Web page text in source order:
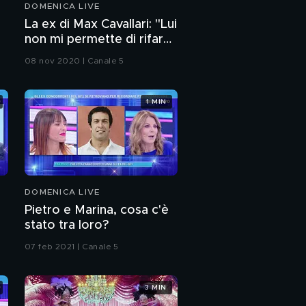
esiste mamme brave e
mamme cattive"
Corona
PROSSIMO VIDEO
Ieri l'addio a Milva
Cos'è il body
per perdere 40 kg
DOMENICA LIVE
La ex di Max Cavallari: "Lui
non mi permette di rifarmi
08 nov 2020 | Canale 5
DOMENICA LIVE
Pietro e Marina, cosa c'è
stato tra loro?
07 feb 2021 | Canale 5
1 MIN
3 MIN